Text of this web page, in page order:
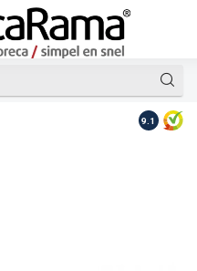
Op
9.1